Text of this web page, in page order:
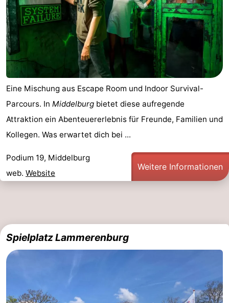
Eine Mischung aus Escape Room und Indoor Survival-
Parcours. In Middelburg bietet diese aufregende
Attraktion ein Abenteuererlebnis für Freunde, Familien und
Kollegen. Was erwartet dich bei ...
Podium 19, Middelburg
web. Website
Weitere Informationen
Spielplatz Lammerenburg